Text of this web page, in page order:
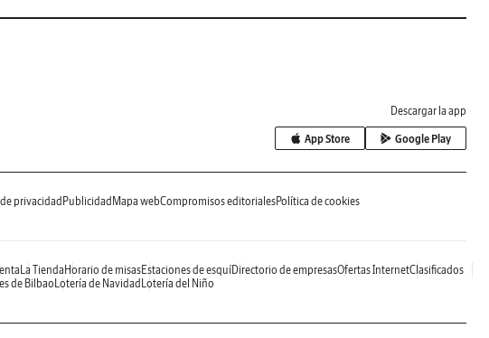
Descargar la app
App Store Google Play
privacidad Publicidad Mapa webCompromisos editorialesPolítica de cookies
La Tienda Horario de misasEstaciones de esquíDirectorio de empresasOfertas InternetClasificados
de BilbaoLotería de Navidad Lotería del Niño